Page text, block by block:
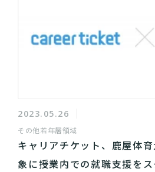
2023.05.26
その他若年層領域
キャリアチケット、鹿屋体
象に授業内での就職支援をス